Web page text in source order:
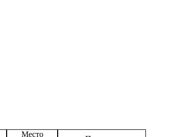
Место